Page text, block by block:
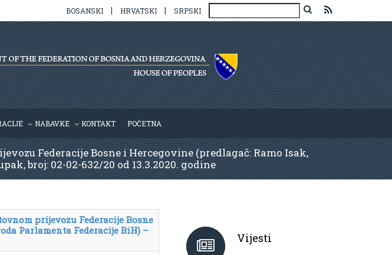
BOSANSKI | HRVATSKI | SRPSKI
NABAVKE KONTAKT POČETNA
Federacije Bosne i Hercegovine (predlagač: Ramo Isak,
broj: 02-02-632/20 od 13.3.2020. godine
prijevozu Federacije Bosne
Parlamenta Federacije BiH) –
Vijesti